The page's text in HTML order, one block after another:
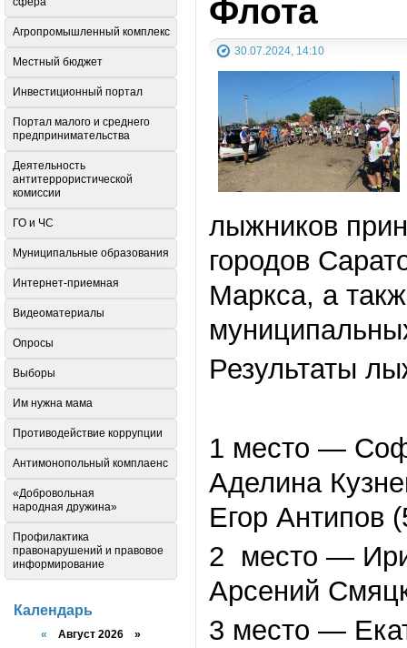
Флота
30.07.2024, 14:10
лыжников
городов
Маркса, а
Результаты
1 место —
Аделина
Егор Антипов
2 место —
Арсений
3 место —
Агропромышленный комплекс
Местный бюджет
Инвестиционный портал
Портал малого и среднего
предпринимательства
Деятельность
антитеррористической
комиссии
ГО и ЧС
Муниципальные образования
Интернет-приемная
Видеоматериалы
Опросы
Выборы
Им нужна мама
Противодействие коррупции
Антимонопольный комплаенс
«Добровольная
народная дружина»
Профилактика
правонарушений и правовое
информирование
Календарь
« Август 2026 »